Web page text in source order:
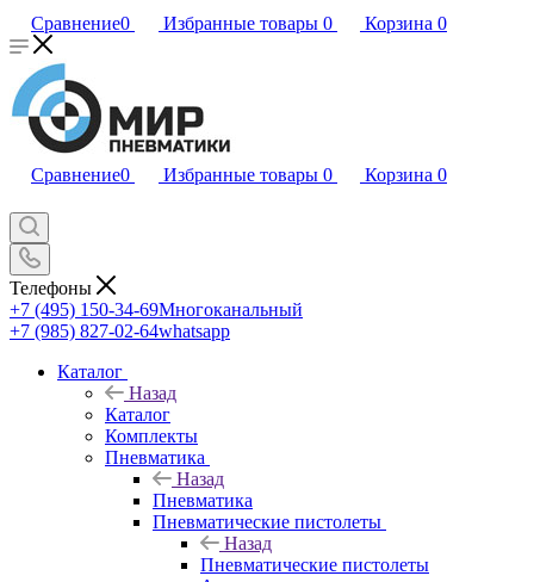
Сравнение0 Избранные товары 0 Корзина 0
Сравнение0 Избранные товары 0 Корзина 0
Телефоны
+7 (495) 150-34-69Многоканальный
+7 (985) 827-02-64whatsapp
Каталог
Назад
Каталог
Комплекты
Пневматика
Назад
Пневматика
Пневматические пистолеты
Назад
Пневматические пистолеты